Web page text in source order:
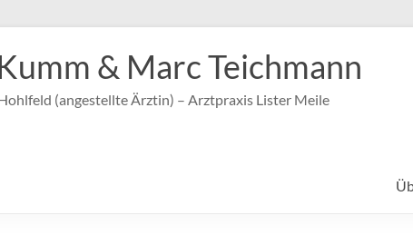
& Marc Teichmann
(angestellte Ärztin) – Arztpraxis Lister Meile